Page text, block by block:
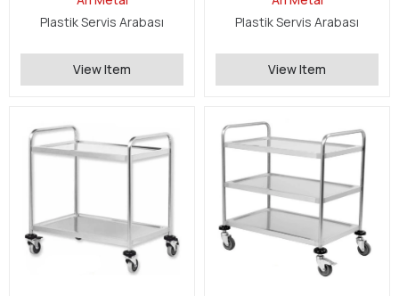
Plastik Servis Arabası
View Item
Plastik Servis Arabası
View Item